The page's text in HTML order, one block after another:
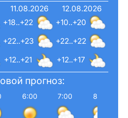
11.08.2026
+18..+22
+22..+23
+12..+21
12.08.2026
+10..+20
+22..+22
+12..+17
прогноз:
6:00 7:00 8:00